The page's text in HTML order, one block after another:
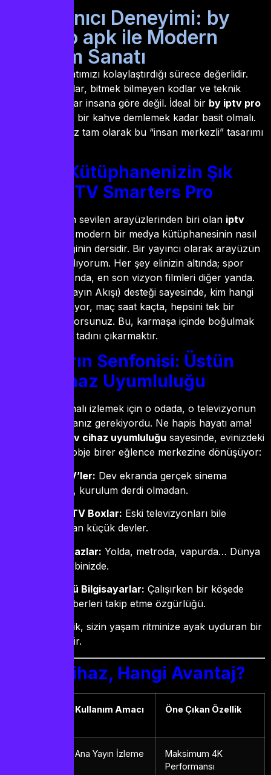
2. Kullanıcı Deneyimi: by
iptv pro apk ile Modern
Kurulum Sanatı
Teknoloji, hayatımızı kolaylaştırdığı sürece değerlidir.
Karmaşık ayarlar, bitmek bilmeyen kodlar ve teknik
terimler… Bunlar insana göre değil. İdeal bir by iptv pro
kurulumu, bir kahve demlemek kadar basit olmalı.
Bizim sistemimiz tam olarak bu “insan merkezli” tasarımı
Medya Kütüphanenizin Şık
Yüzü: IPTV Smarters Pro
Sistemimizin en sevilen arayüzlerinden biri olan iptv
, modern bir medya kütüphanesinin nasıl
olması gerektiğinin dersidir. Bir yayıncı olarak arayüzün
sadeliğine bayılıyorum. Her şey elinizin altında; spor
kanalları bir yanda, en son vizyon filmleri diğer yanda.
Üstelik EPG (Yayın Akışı) desteği sayesinde, kim hangi
programı sunuyor, maç saat kaçta, hepsini tek bir
ekranda görüyorsunuz. Bu, karmaşa içinde boğulmak
yerine, içeriğin tadını çıkarmaktır.
Cihazların Senfonisi: Üstün
IPTV Cihaz Uyumluluğu
Eskiden bir kanalı izlemek için o odada, o televizyonun
karşısında olmanız gerekiyordu. Ne hapis hayatı ama!
iptv cihaz uyumluluğu sayesinde, evinizdeki
her teknolojik obje birer eğlence merkezine dönüşüyor:
Smart TV’ler: Dev ekranda gerçek sinema
atmosferi, kurulum derdi olmadan.
Android TV Boxlar: Eski televizyonları bile
akıllandıran küçük devler.
Mobil Cihazlar: Yolda, metroda, vapurda… Dünya
her an cebinizde.
Masaüstü Bilgisayarlar: Çalışırken bir köşede
global haberleri takip etme özgürlüğü.
Bu çeşitlilik, sizin yaşam ritminize ayak uyduran bir
teknolojidir.
Hangi Cihaz, Hangi Avantaj?
Kullanım Amacı Öne Çıkan Özellik
Ana Yayın İzleme
Maksimum 4K
Performansı